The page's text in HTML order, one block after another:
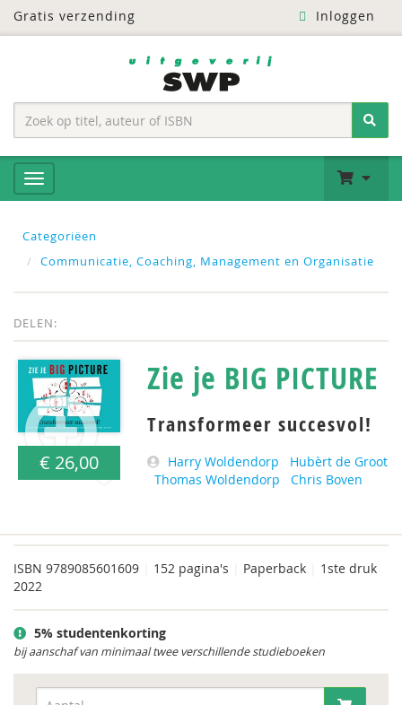
Gratis verzending Inloggen
Categoriëen
Communicatie, Coaching, Management en Organisatie
DELEN:
€ 26,00
Zie je BIG PICTURE
Transformeer succesvol!
Harry Woldendorp
Hubèrt de Groot
Thomas Woldendorp
Chris Boven
ISBN 9789085601609 152 pagina's Paperback
1ste druk
2022
5% studentenkorting
bij aanschaf van minimaal twee verschillende studieboeken